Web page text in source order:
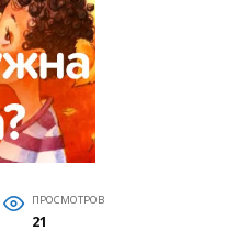
ПРОСМОТРОВ
21